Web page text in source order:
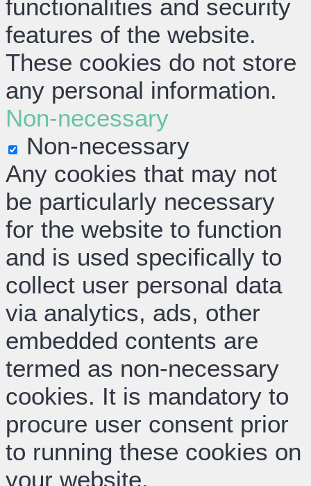
functionalities and security
features of the website.
These cookies do not store
any personal information.
Non-necessary
Non-necessary
Any cookies that may not
be particularly necessary
for the website to function
and is used specifically to
collect user personal data
via analytics, ads, other
embedded contents are
termed as non-necessary
cookies. It is mandatory to
procure user consent prior
to running these cookies on
your website.